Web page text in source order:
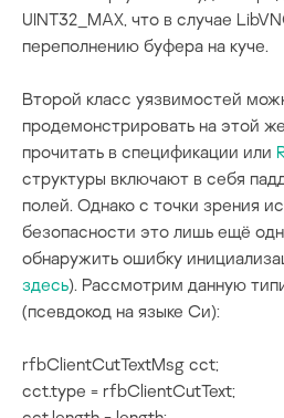
UINT32_MAX, что в случае
переполнению буфера на куче.
Второй класс уязвимостей
продемонстрировать на этой
прочитать в спецификации или
структуры включают в себя
полей. Однако с точки зрения
безопасности это лишь ещё
обнаружить ошибку
здесь). Рассмотрим данную
(псевдокод на языке Си):
rfbClientCutTextMsg cct;
cct.type = rfbClientCutText;